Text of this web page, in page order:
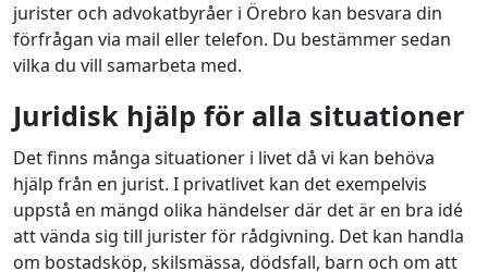
jurister och advokatbyråer i Örebro kan besvara din
förfrågan via mail eller telefon. Du bestämmer sedan
vilka du vill samarbeta med.
Juridisk hjälp för alla situationer
Det finns många situationer i livet då vi kan behöva
hjälp från en jurist. I privatlivet kan det exempelvis
uppstå en mängd olika händelser där det är en bra idé
att vända sig till jurister för rådgivning. Det kan handla
om bostadsköp, skilsmässa, dödsfall, barn och om att